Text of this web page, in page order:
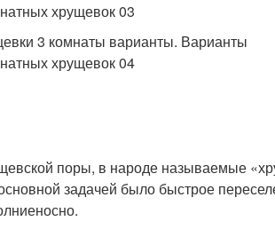
поры, в народе называемые
задачей было быстрое